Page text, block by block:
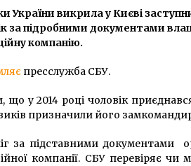
6 років ago
В уряді розповіли, коли
6 років ago
Правоохранители провели 40
обысков в нелегальных игорных
10 років ago
України викрила у Києві
за підробними документами
компанію.
пресслужба СБУ.
що у 2014 році чоловік
призначили його
за підставними документами
компанії. СБУ перевіряє